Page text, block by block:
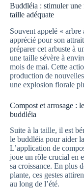
Buddléia : stimuler une
taille adéquate
Souvent appelé «
apprécié pour son
préparer cet arbuste à
une taille sévère à
mois de mai. Cette
production de
une explosion florale
Compost et arrosage :
buddléia
Suite à la taille, il est
le buddléia pour aider
L’application de
joue un rôle crucial en
sa croissance. En plus
plante, ces gestes
au long de l’été.